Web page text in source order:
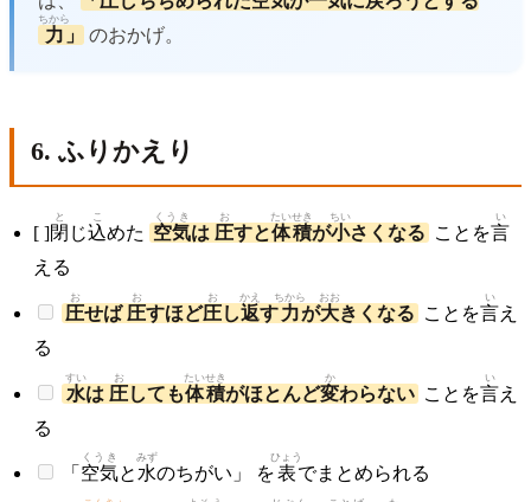
力
ちから
」 のおかげ。
6. ふりかえり
[ ]閉
と
じ込
こ
めた 空気
くうき
は 圧
お
すと体積
たいせき
が小
ちい
さくなる ことを言
い
える
圧
お
せば 圧
お
すほど圧
お
し返
かえ
す力
ちから
が大
おお
きくなる ことを言
い
え
る
水
すい
は 圧
お
しても体積
たいせき
がほとんど変
か
わらない ことを言
い
え
る
「 空気
くうき
と 水
みず
のちがい」 を表
ひょう
でまとめられる